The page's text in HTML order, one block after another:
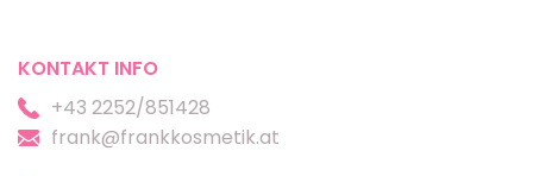
KONTAKT INFO
+43 2252/851428
frank@frankkosmetik.at